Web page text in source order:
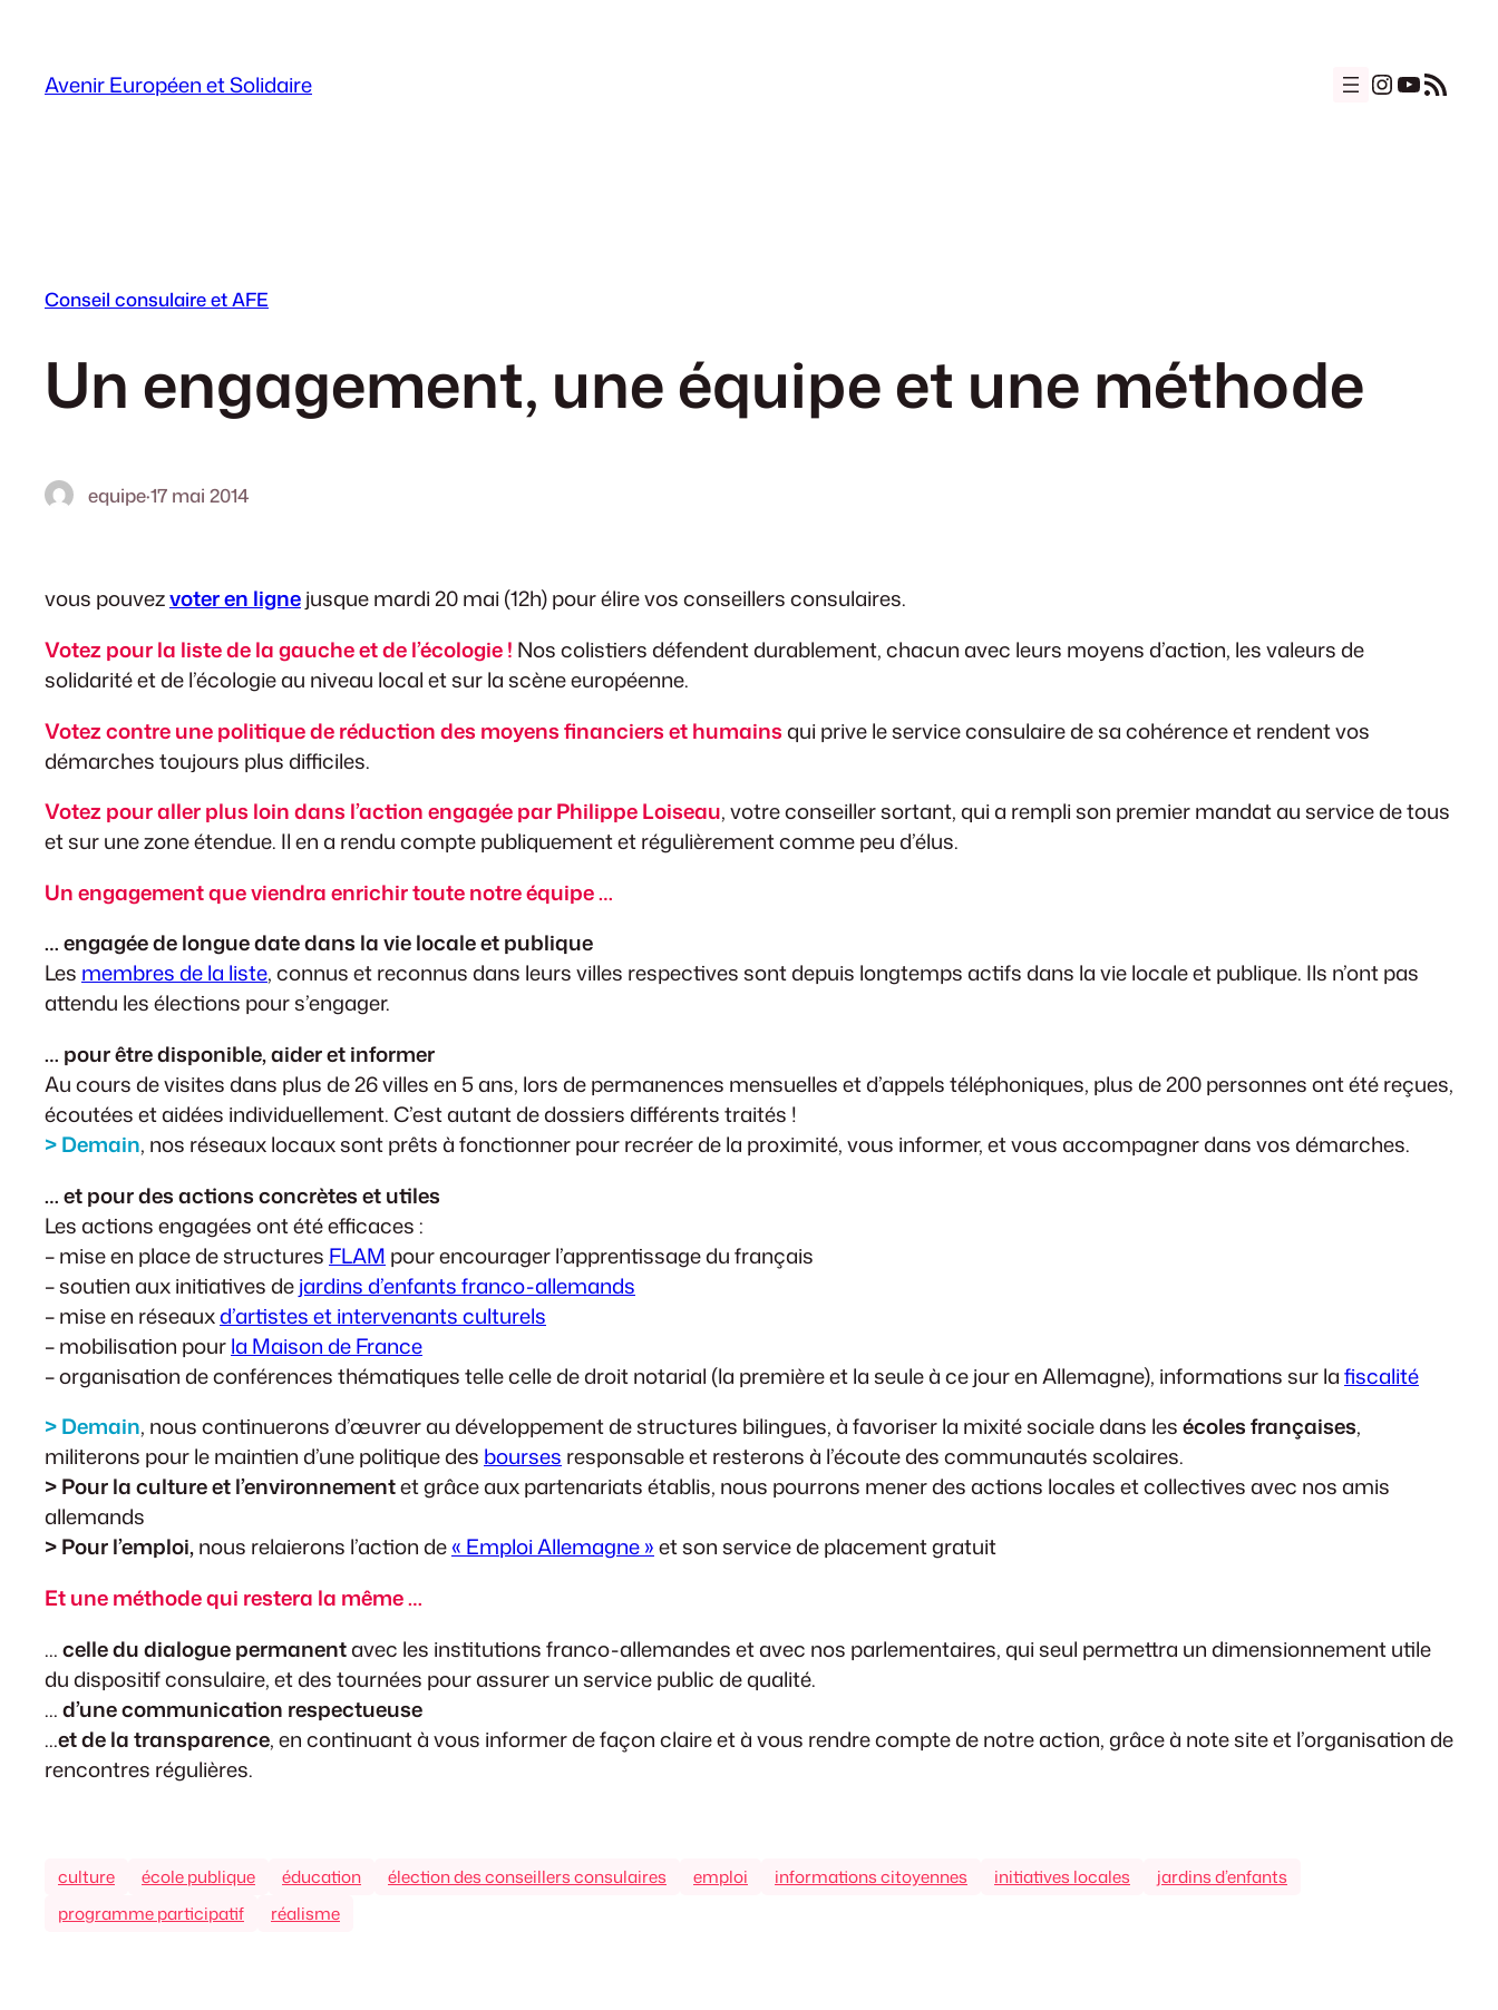
contenu
Avenir Européen et Solidaire Instagram
Flux RSS
Conseil consulaire et AFE
Un engagement, une équipe et une méthode
equipe·17 mai 2014
vous pouvezvoter en lignejusque mardi 20 mai (12h) pour élire vos conseillers consulaires.
Votez pour la liste de la gauche et de l’écologie ! Nos colistiers défendent durablement, chacun avec leurs moyens d’action, les valeurs de
solidarité et de l’écologie au niveau local et sur la scène européenne.
Votez contre une politique de réduction des moyens financiers et humainsqui prive le service consulaire de sa cohérence et rendent vos
démarches toujours plus difficiles.
Votez pour aller plus loin dans l’action engagée par Philippe Loiseau, votre conseiller sortant, qui a rempli son premier mandat au service de tous
et sur une zone étendue. Il en a rendu compte publiquement et régulièrement comme peu d’élus.
Un engagement que viendra enrichir toute notre équipe …
… engagée de longue date dans la vie locale et publique
Les membres de la liste, connus et reconnus dans leurs villes respectives sont depuis longtemps actifs dans la vie locale et publique. Ils n’ont pas
attendu les élections pour s’engager.
… pour être disponible, aider et informer
Au cours de visites dans plus de 26 villes en 5 ans, lors de permanences mensuelles et d’appels téléphoniques, plus de 200 personnes ont été reçues,
écoutées et aidées individuellement. C’est autant de dossiers différents traités !
> Demain, nos réseaux locaux sont prêts à fonctionner pour recréer de la proximité, vous informer, et vous accompagner dans vos démarches.
… et pour des actions concrètes et utiles
Les actions engagées ont été efficaces :
– mise en place de structures FLAM pour encourager l’apprentissage du français
– soutien aux initiatives dejardins d’enfants franco-allemands
– mise en réseauxd’artistes et intervenants culturels
– mobilisation pourla Maison de France
– organisation de conférences thématiques telle celle de droit notarial (la première et la seule à ce jour en Allemagne), informations sur lafiscalité
>Demain, nous continuerons d’œuvrer au développement de structures bilingues, à favoriser la mixité sociale dans lesécoles françaises,
militerons pour le maintien d’une politique des bourses responsable et resterons à l’écoute des communautés scolaires.
>Pour la culture et l’environnementet grâce aux partenariats établis, nous pourrons mener des actions locales et collectives avec nos amis
allemands
>Pour l’emploi,nous relaierons l’action de« Emploi Allemagne »et son service de placement gratuit
Et une méthode qui restera la même …
…celle du dialogue permanentavec les institutions franco-allemandes et avec nos parlementaires, qui seul permettra un dimensionnement utile
du dispositif consulaire, et des tournées pour assurer un service public de qualité.
…d’une communication respectueuse
…et de la transparence, en continuant à vous informer de façon claire et à vous rendre compte de notre action, grâce à note site et l’organisation de
rencontres régulières.
culture école publique éducation élection des conseillers consulaires emploi informations citoyennes initiatives locales
jardins d’enfants
programme participatif
réalisme